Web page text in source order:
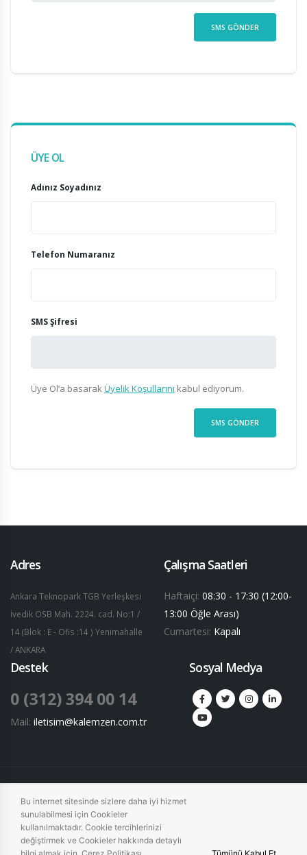
ÜYE OL
Adınız Soyadınız
Telefon Numaranız
SMS Şifresi
Üye Ol’a basarakÜyelik Koşullarını kabul ediyorum.
Adres
Ankara Teknopark TGB Yerleşkesi
İvedik OSB Mah. 2224. cad. No:1 /
14 (Blok : E - Ofis :14 ) Yenimahalle
/ ANKARA
Çalışma Saatleri
Haftaiçi: 08:30 - 17:30 (12:00-
13:00 Öğle Arası)
Cumartesi: Kapalı
Destek
0 (312) 394 00 14
Mail: iletisim@kalemzen.com.tr
Sosyal Medya
© Copyright 2020. Kalemzen Yazılım.
Hakkımızda Mesafeli Satış Sözleşmesi
Entegre Yönetim Sistemi Politikası
Çerez Politikamız Site Haritası
Bu internet sitesinde sizlere daha iyi hizmet
sunulabilmesi için Cookieler
kullanılmaktadır. Cookie tercihlerinizi
değiştirmek ve Cookieler hakkında detaylı